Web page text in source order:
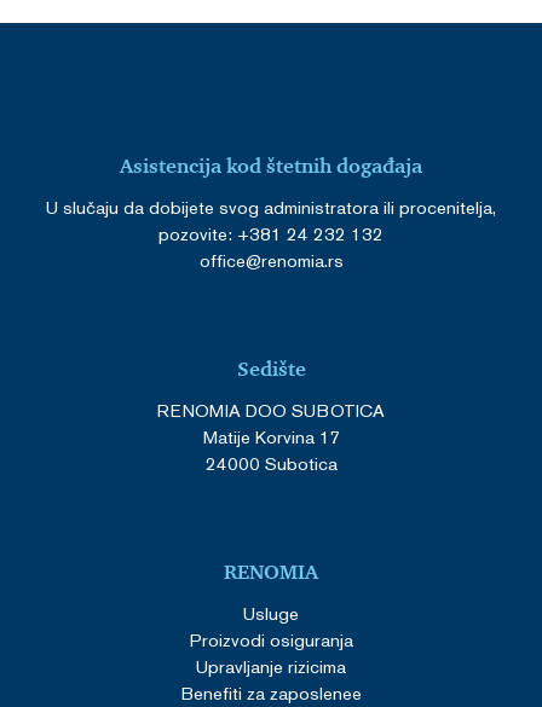
Asistencija kod štetnih događaja
U slučaju da dobijete svog administratora ili procenitelja,
pozovite: +381 24 232 132
office@renomia.rs
Sedište
RENOMIA DOO SUBOTICA
Matije Korvina 17
24000 Subotica
RENOMIA
Usluge
Proizvodi osiguranja
Upravljanje rizicima
Benefiti za zaposlenee